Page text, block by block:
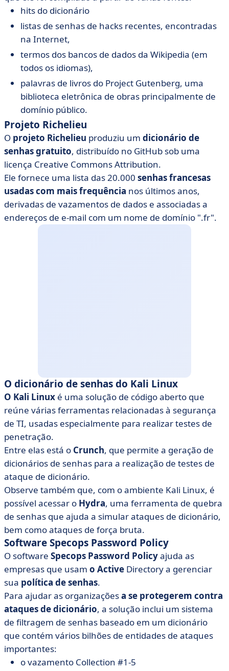
hits do dicionário
listas de senhas de hacks recentes, encontradas
na Internet,
termos dos bancos de dados da Wikipedia (em
todos os idiomas),
palavras de livros do Project Gutenberg, uma
biblioteca eletrônica de obras principalmente de
domínio público.
Projeto Richelieu
O projeto Richelieu produziu um dicionário de
senhas gratuito, distribuído no GitHub sob uma
licença Creative Commons Attribution.
Ele fornece uma lista das 20.000 senhas francesas
usadas com mais frequência nos últimos anos,
derivadas de vazamentos de dados e associadas a
endereços de e-mail com um nome de domínio ".fr".
O dicionário de senhas do Kali Linux
O Kali Linux é uma solução de código aberto que
reúne várias ferramentas relacionadas à segurança
de TI, usadas especialmente para realizar testes de
penetração.
Entre elas está o Crunch, que permite a geração de
dicionários de senhas para a realização de testes de
ataque de dicionário.
Observe também que, com o ambiente Kali Linux, é
possível acessar o Hydra, uma ferramenta de quebra
de senhas que ajuda a simular ataques de dicionário,
bem como ataques de força bruta.
Software Specops Password Policy
O software Specops Password Policyajuda as
empresas que usam o Active Directory a gerenciar
sua política de senhas.
Para ajudar as organizaçõesa se protegerem contra
ataques de dicionário, a solução inclui um sistema
de filtragem de senhas baseado em um dicionário
que contém vários bilhões de entidades de ataques
importantes:
o vazamento Collection #1-5